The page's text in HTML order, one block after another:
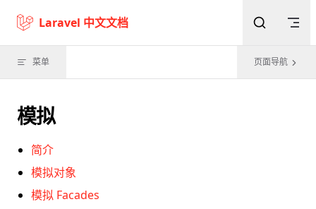
Skip to content
Laravel 中文文档
菜单 页面导航
模拟
简介
模拟对象
模拟 Facades